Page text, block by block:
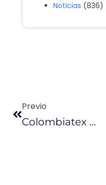
Noticias (836)
Previo
Colombiatex Abre Con Más Presencia Ecuatoriana